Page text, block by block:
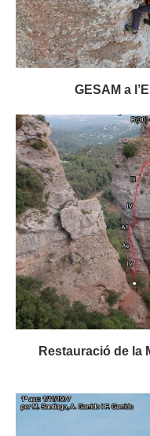
GESAM a
Restauració de la